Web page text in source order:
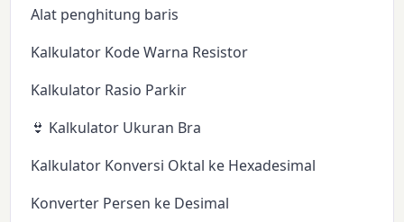
Alat penghitung baris
Kalkulator Kode Warna Resistor
Kalkulator Rasio Parkir
👙 Kalkulator Ukuran Bra
Kalkulator Konversi Oktal ke Hexadesimal
Konverter Persen ke Desimal